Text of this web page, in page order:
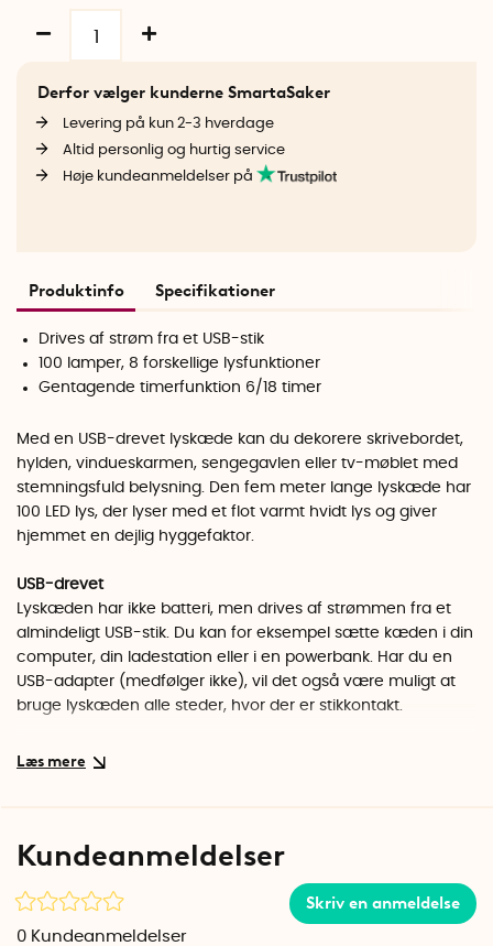
Derfor vælger kunderne SmartaSaker
Levering på kun 2-3 hverdage
Altid personlig og hurtig service
Høje kundeanmeldelser på
Produktinfo Specifikationer
Drives af strøm fra et USB-stik
100 lamper, 8 forskellige lysfunktioner
Gentagende timerfunktion 6/18 timer
Med en USB-drevet lyskæde kan du dekorere skrivebordet,
hylden, vindueskarmen, sengegavlen eller tv-møblet med
stemningsfuld belysning. Den fem meter lange lyskæde har
100 LED lys, der lyser med et flot varmt hvidt lys og giver
hjemmet en dejlig hyggefaktor.
USB-drevet
Lyskæden har ikke batteri, men drives af strømmen fra et
almindeligt USB-stik. Du kan for eksempel sætte kæden i din
computer, din ladestation eller i en powerbank. Har du en
USB-adapter (medfølger ikke), vil det også være muligt at
bruge lyskæden alle steder, hvor der er stikkontakt.
Vælg mellem forskellige lysfunktioner
pulserende lys og med en konstant jævn glød.
Indbygget timerfunktion
Den indbyggede timerfunktion gør, at lyskæden lyser i 6
Kundeanmeldelser
Skriv en anmeldelse
0 Kundeanmeldelser